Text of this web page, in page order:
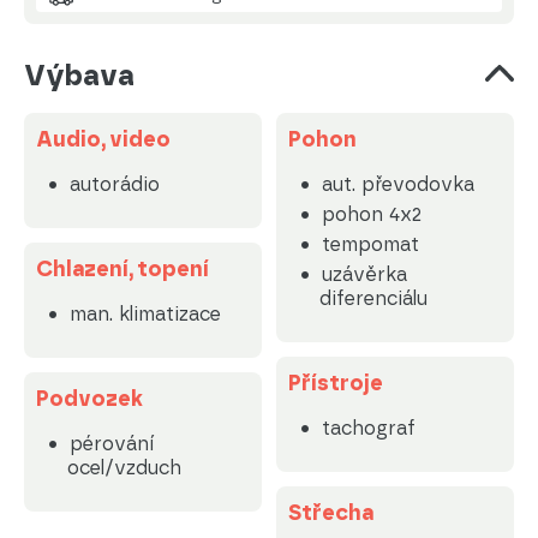
Výbava
Audio, video
autorádio
Chlazení, topení
man. klimatizace
Podvozek
pérování
ocel/vzduch
Pohon
aut. převodovka
pohon 4x2
tempomat
uzávěrka
diferenciálu
Přístroje
tachograf
Střecha